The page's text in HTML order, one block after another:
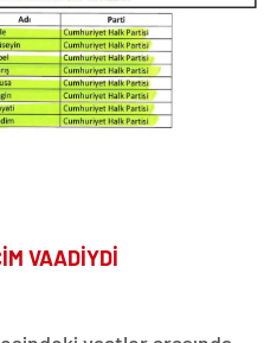
VAADİYDİ